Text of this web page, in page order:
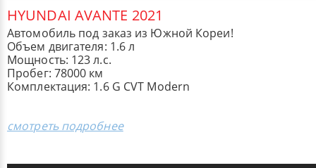
HYUNDAI AVANTE 2021
Автомобиль под заказ из Южной Кореи!
Объем двигателя: 1.6 л
Мощность: 123 л.с.
Пробег: 78000 км
Комплектация: 1.6 G CVT Modern
смотреть подробнее